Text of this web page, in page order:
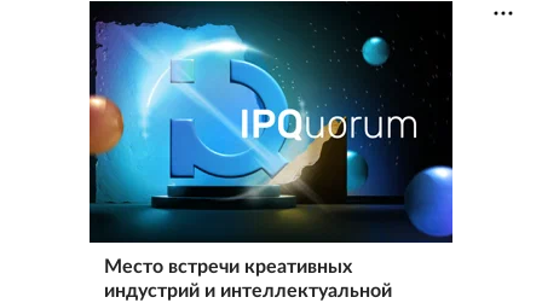
Место встречи креативных
индустрий и интеллектуальной